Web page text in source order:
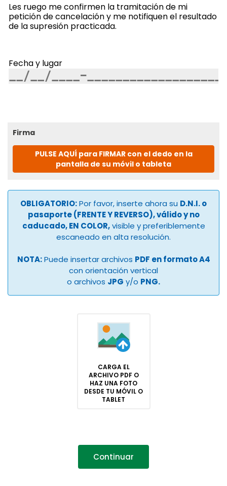
Les ruego me confirmen la tramitación de mi
petición de cancelación y me notifiquen el resultado
de la supresión practicada.
Fecha y lugar
Firma
PULSE AQUÍ para FIRMAR con el dedo en la
pantalla de su móvil o tableta
OBLIGATORIO:Por favor, inserte ahora su D.N.I. o
pasaporte (FRENTE Y REVERSO), válido y no
caducado, EN COLOR,visible y preferiblemente
escaneado en alta resolución.
NOTA:Puede insertar archivos PDF en formato A4
con orientación vertical
o archivos JPG y/o PNG.
CARGA EL
ARCHIVO PDF O
HAZ UNA FOTO
DESDE TU MÓVIL O
TABLET
Continuar